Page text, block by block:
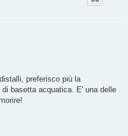
preferisco più la
basetta acquatica. E' una delle